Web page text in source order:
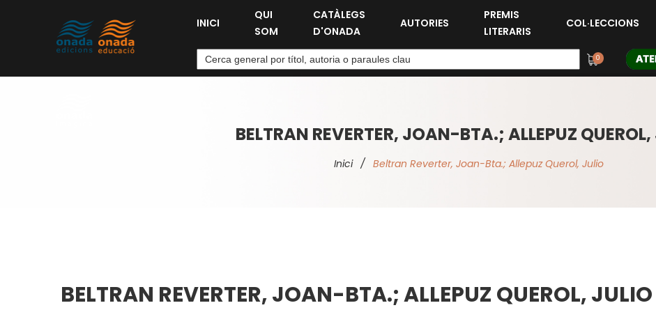
INICI
QUI
SOM
CATÀLEGS
D'ONADA
AUTORIES
PREMIS
LITERARIS
COL·LECCIONS
0
BELTRAN REVERTER, JOAN-BTA.; ALLEPUZ
Inici / Beltran Reverter, Joan-Bta.; Allepuz Querol, Julio
BELTRAN REVERTER, JOAN-BTA.; ALLEPUZ QUEROL, JULIO